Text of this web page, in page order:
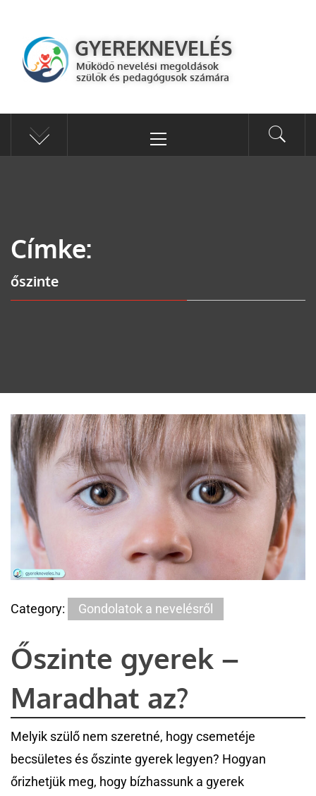
GYEREKNEVELÉS
számára
GYEREKNEVELÉS
Működő nevelési megoldások
szülők és pedagógusok számára
Címke:
őszinte
Category: Gondolatok a nevelésről
Őszinte gyerek –
Maradhat az?
Melyik szülő nem szeretné, hogy csemetéje
becsületes és őszinte gyerek legyen? Hogyan
őrizhetjük meg, hogy bízhassunk a gyerek